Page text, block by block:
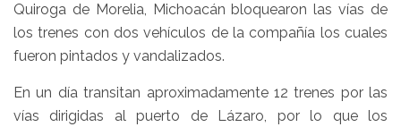
Quiroga de Morelia, Michoacán bloquearon las vías de
los trenes con dos vehículos de la compañía los cuales
fueron pintados y vandalizados.
En un día transitan aproximadamente 12 trenes por las
vías dirigidas al puerto de Lázaro, por lo que los